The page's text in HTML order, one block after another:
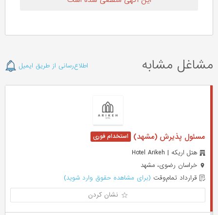
مشاغل مشابه اطلاع‌رسانی از طریق ایمیل
مسئول پذیرش (مشهد)
هتل اریکه | Hotel Arikeh
خراسان رضوی، مشهد
قرارداد تمام‌وقت (برای مشاهده حقوق وارد شوید)
نشان کردن